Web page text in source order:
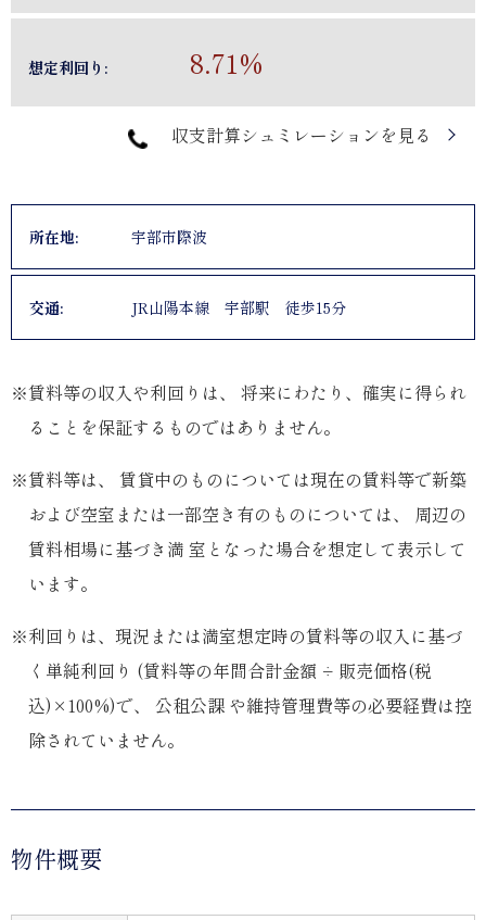
想定利回り: 8.71%
収支計算シュミレーションを見る
所在地: 宇部市際波
交通: JR山陽本線 宇部駅 徒歩15分
※賃料等の収入や利回りは、 将来にわたり、確実に得られ
ることを保証するものではありません。
※賃料等は、 賃貸中のものについては現在の賃料等で新築
および空室または一部空き有のものについては、 周辺の
賃料相場に基づき満 室となった場合を想定して表示して
います。
※利回りは、現況または満室想定時の賃料等の収入に基づ
く単純利回り (賃料等の年間合計金額 ÷ 販売価格(税
込)×100%)で、 公租公課 や維持管理費等の必要経費は控
除されていません。
物件概要